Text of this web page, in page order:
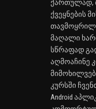
ქართულად,
ქვეყნების
მაღალი
სწრაფად
აღმოაჩინე
კურსში
Android